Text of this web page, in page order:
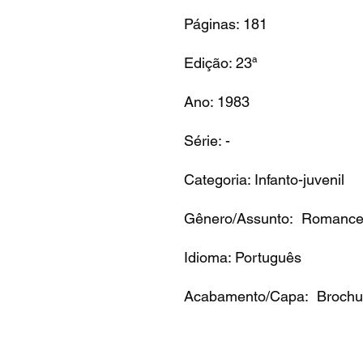
Páginas: 181
Edição: 23ª
Ano: 1983
Série: -
Categoria: Infanto-juvenil
Gênero/Assunto: Romance
Idioma: Português
Acabamento/Capa: